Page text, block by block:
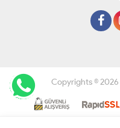
Copyrights ©